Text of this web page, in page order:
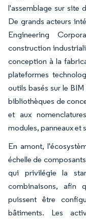
l'assemblage sur site
De grands acteurs
Engineering
construction
conception à la
plateformes
outils basés sur le
bibliothèques de
et aux
modules, panneaux et
En amont,
échelle de
qui privilégie la
combinaisons, afin
puissent être
bâtiments. Les